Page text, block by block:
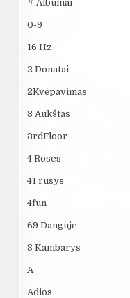
# Albumai
0-9
16 Hz
2 Donatai
2Kvėpavimas
3 Aukštas
3rdFloor
4 Roses
41 rūsys
4fun
69 Danguje
8 Kambarys
A
Adios